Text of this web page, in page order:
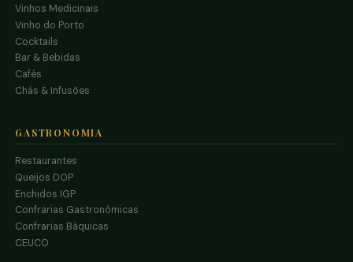
Vinhos Medicinais
Vinho do Porto
Cocktails
Bar & Bebidas
Cafés
Chás & Infusões
GASTRONOMIA
Restaurantes
Queijos DOP
Enchidos IGP
Confrarias Gastronómicas
Confrarias Báquicas
CEUCO